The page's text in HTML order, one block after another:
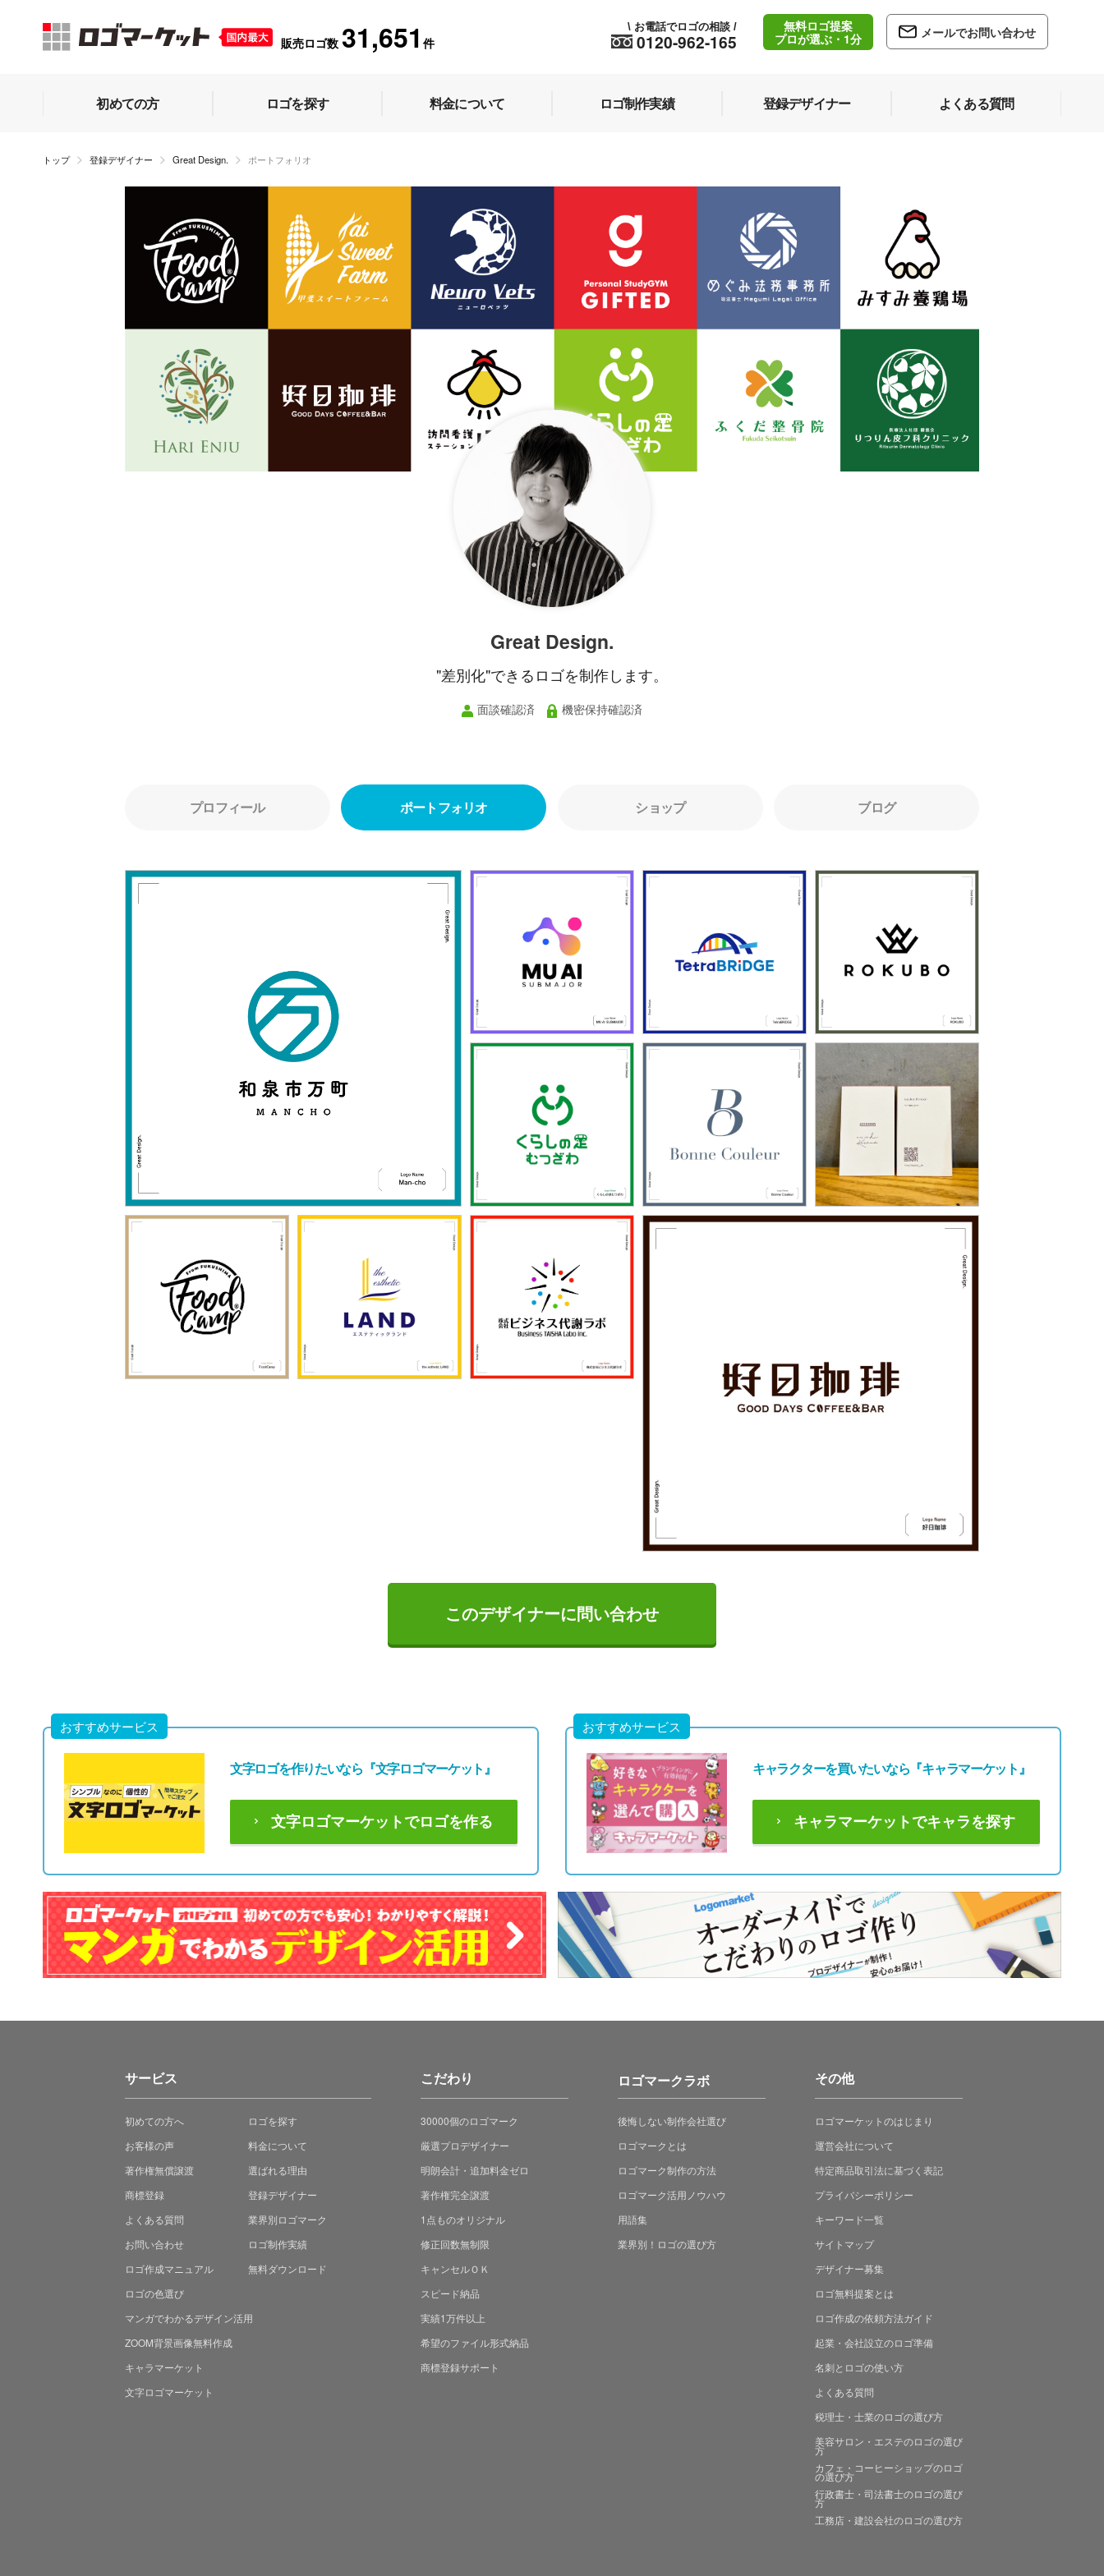
販売ロゴ数 31,651 件 0120-962-165
\ お電話でロゴの相談 /
無料ロゴ提案
プロが選ぶ・1分
メールでお問い合わせ
初めての方 ロゴを探す 料金について ロゴ制作実績 登録デザイナー よくある質問
トップ 登録デザイナー Great Design. ポートフォリオ
Great Design.
"差別化"できるロゴを制作します。
面談確認済 機密保持確認済
プロフィール ポートフォリオ ショップ ブログ
1419
「武蔵野大学 AI副専攻」
1427
「ROKUBO」
「くらしの足むつざわ」
このデザイナーに問い合わせ
おすすめサービス
文字ロゴを作りたいなら 『文字ロゴマーケット』
文字ロゴマーケットでロゴを作る
おすすめサービス
キャラクターを買いたいなら 『キャラマーケット』
キャラマーケットでキャラを探す
サービス
初めての方へ
ロゴを探す
お客様の声
料金について
著作権無償譲渡
選ばれる理由
商標登録
登録デザイナー
よくある質問
業界別ロゴマーク
お問い合わせ
ロゴ制作実績
ロゴ作成マニュアル
無料ダウンロード
ロゴの色選び
マンガでわかるデザイン活用
ZOOM背景画像無料作成
キャラマーケット
文字ロゴマーケット
こだわり
30000個のロゴマーク
厳選プロデザイナー
明朗会計・追加料金ゼロ
著作権完全譲渡
1点ものオリジナル
修正回数無制限
キャンセルＯＫ
スピード納品
実績1万件以上
希望のファイル形式納品
商標登録サポート
ロゴマークラボ
後悔しない制作会社選び
ロゴマークとは
ロゴマーク制作の方法
ロゴマーク活用ノウハウ
用語集
業界別！ロゴの選び方
その他
ロゴマーケットのはじまり
運営会社について
特定商品取引法に基づく表記
プライバシーポリシー
キーワード一覧
サイトマップ
デザイナー募集
ロゴ無料提案とは
ロゴ作成の依頼方法ガイド
起業・会社設立のロゴ準備
名刺とロゴの使い方
よくある質問
税理士・士業のロゴの選び方
美容サロン・エステのロゴの選び
方
カフェ・コーヒーショップのロゴ
の選び方
行政書士・司法書士のロゴの選び
方
工務店・建設会社のロゴの選び方